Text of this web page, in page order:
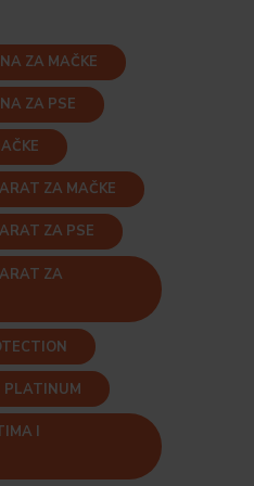
ZA MAČKE
ZA PSE
ZA MAČKE
ZA PSE
ZA
PLATINUM
I